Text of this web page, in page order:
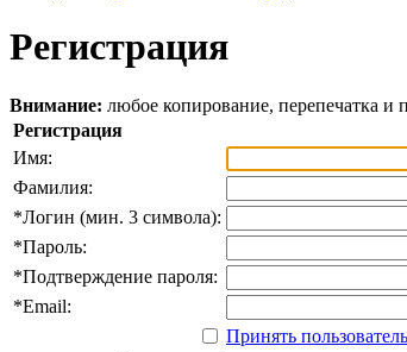
Регистрация
Внимание: любое копирование, перепечатка
Регистрация
Имя:
Фамилия:
*Логин (мин. 3 символа):
*Пароль:
*Подтверждение пароля:
*Email:
Принять